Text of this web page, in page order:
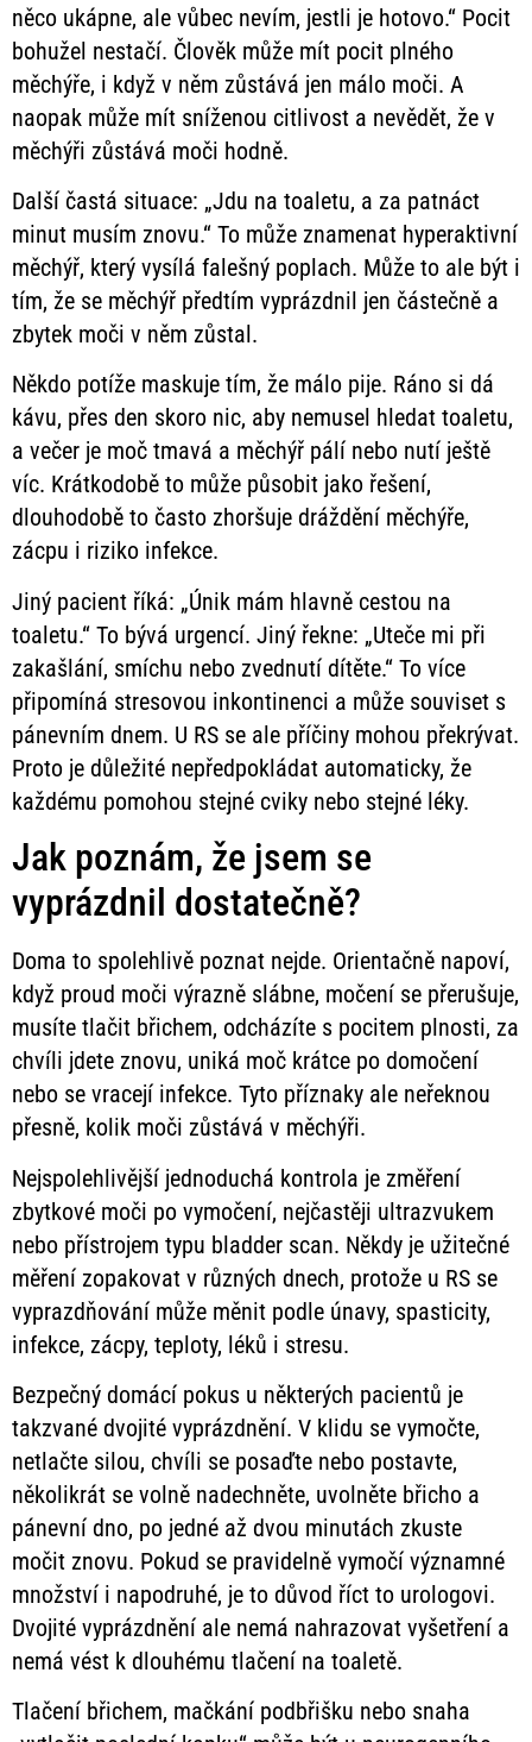
něco ukápne, ale vůbec nevím, jestli je hotovo.“ Pocit
bohužel nestačí. Člověk může mít pocit plného
měchýře, i když v něm zůstává jen málo moči. A
naopak může mít sníženou citlivost a nevědět, že v
měchýři zůstává moči hodně.
Další častá situace: „Jdu na toaletu, a za patnáct
minut musím znovu.“ To může znamenat hyperaktivní
měchýř, který vysílá falešný poplach. Může to ale být i
tím, že se měchýř předtím vyprázdnil jen částečně a
zbytek moči v něm zůstal.
Někdo potíže maskuje tím, že málo pije. Ráno si dá
kávu, přes den skoro nic, aby nemusel hledat toaletu,
a večer je moč tmavá a měchýř pálí nebo nutí ještě
víc. Krátkodobě to může působit jako řešení,
dlouhodobě to často zhoršuje dráždění měchýře,
zácpu i riziko infekce.
Jiný pacient říká: „Únik mám hlavně cestou na
toaletu.“ To bývá urgencí. Jiný řekne: „Uteče mi při
zakašlání, smíchu nebo zvednutí dítěte.“ To více
připomíná stresovou inkontinenci a může souviset s
pánevním dnem. U RS se ale příčiny mohou překrývat.
Proto je důležité nepředpokládat automaticky, že
každému pomohou stejné cviky nebo stejné léky.
Jak poznám, že jsem se
vyprázdnil dostatečně?
Doma to spolehlivě poznat nejde. Orientačně napoví,
když proud moči výrazně slábne, močení se přerušuje,
musíte tlačit břichem, odcházíte s pocitem plnosti, za
chvíli jdete znovu, uniká moč krátce po domočení
nebo se vracejí infekce. Tyto příznaky ale neřeknou
přesně, kolik moči zůstává v měchýři.
Nejspolehlivější jednoduchá kontrola je změření
zbytkové moči po vymočení, nejčastěji ultrazvukem
nebo přístrojem typu bladder scan. Někdy je užitečné
měření zopakovat v různých dnech, protože u RS se
vyprazdňování může měnit podle únavy, spasticity,
infekce, zácpy, teploty, léků i stresu.
Bezpečný domácí pokus u některých pacientů je
takzvané dvojité vyprázdnění. V klidu se vymočte,
netlačte silou, chvíli se posaďte nebo postavte,
několikrát se volně nadechněte, uvolněte břicho a
pánevní dno, po jedné až dvou minutách zkuste
močit znovu. Pokud se pravidelně vymočí významné
množství i napodruhé, je to důvod říct to urologovi.
Dvojité vyprázdnění ale nemá nahrazovat vyšetření a
nemá vést k dlouhému tlačení na toaletě.
Tlačení břichem, mačkání podbřišku nebo snaha